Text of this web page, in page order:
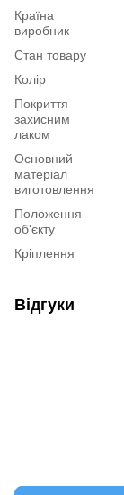
Країна
виробник
Стан товару
Колір
Покриття
захисним
лаком
Основний
матеріал
виготовлення
Положення
об'єкту
Кріплення
Відгуки